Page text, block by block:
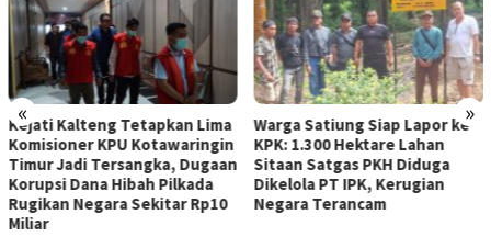
« »
Kejati Kalteng Tetapkan Lima
Komisioner KPU Kotawaringin
Timur Jadi Tersangka, Dugaan
Korupsi Dana Hibah Pilkada
Rugikan Negara Sekitar Rp10
Miliar
Warga Satiung Siap Lapor ke
KPK: 1.300 Hektare Lahan
Sitaan Satgas PKH Diduga
Dikelola PT IPK, Kerugian
Negara Terancam